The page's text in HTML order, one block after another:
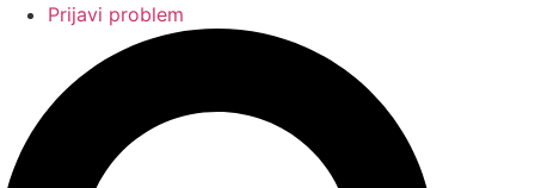
Prijavi problem